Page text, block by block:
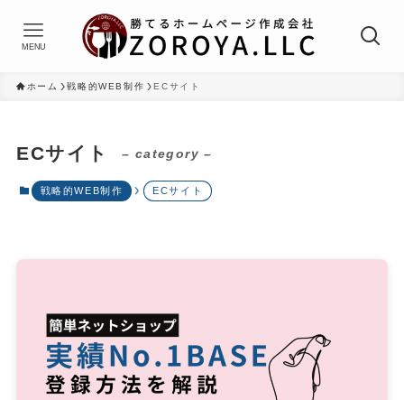
MENU
ホーム 戦略的WEB制作 ECサイト
ECサイト – category –
戦略的WEB制作 ECサイト